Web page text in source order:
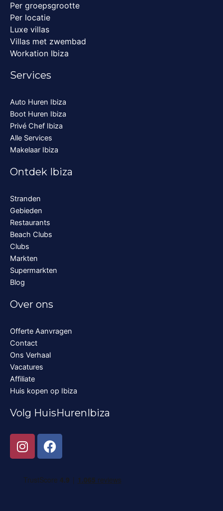
Per groepsgrootte
Per locatie
Luxe villas
Villas met zwembad
Workation Ibiza
Services
Auto Huren Ibiza
Boot Huren Ibiza
Privé Chef Ibiza
Alle Services
Makelaar Ibiza
Ontdek Ibiza
Stranden
Gebieden
Restaurants
Beach Clubs
Clubs
Markten
Supermarkten
Blog
Over ons
Offerte Aanvragen
Contact
Ons Verhaal
Vacatures
Affiliate
Huis kopen op Ibiza
Volg HuisHurenIbiza
I
n
t
F
a
e